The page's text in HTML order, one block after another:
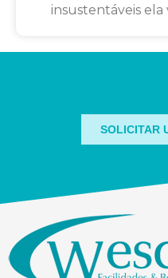
insustentáveis
SOLICITAR